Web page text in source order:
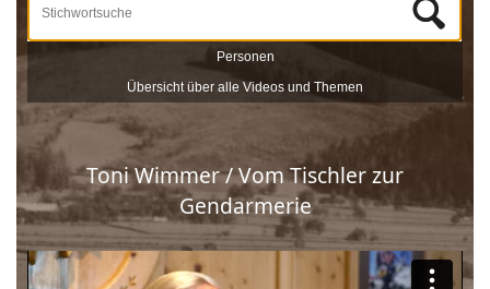
Personen
Übersicht über alle Videos und Themen
Toni Wimmer / Vom Tischler zur
Gendarmerie